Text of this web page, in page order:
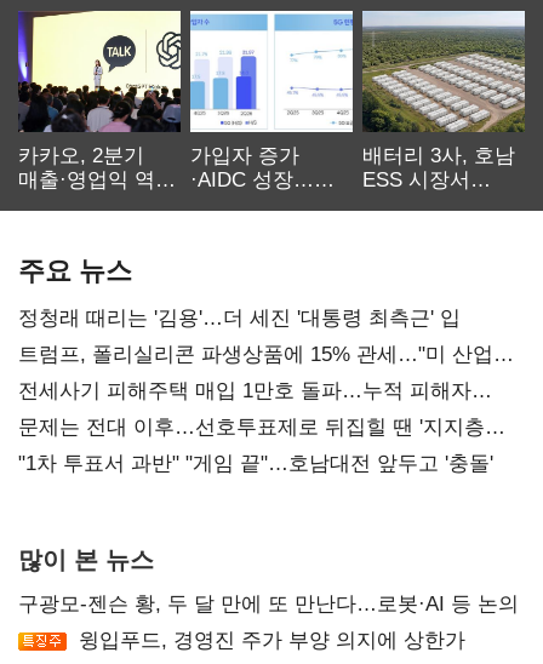
카카오, 2분기
매출·영업익 역대
가입자 증가
·AIDC 성장…
배터리 3사, 호남
ESS 시장서
주요 뉴스
정청래 때리는 '김용'…더 세진 '대통령 최측근' 입
트럼프, 폴리실리콘 파생상품에 15% 관세…"미 산업
재건"
전세사기 피해주택 매입 1만호 돌파…누적 피해자
4만278명
문제는 전대 이후…선호투표제로 뒤집힐 땐 '지지층
불복'
"1차 투표서 과반" "게임 끝"…호남대전 앞두고 '충돌'
많이 본 뉴스
구광모-젠슨 황, 두 달 만에 또 만난다…로봇·AI 등 논의
윙입푸드, 경영진 주가 부양 의지에 상한가